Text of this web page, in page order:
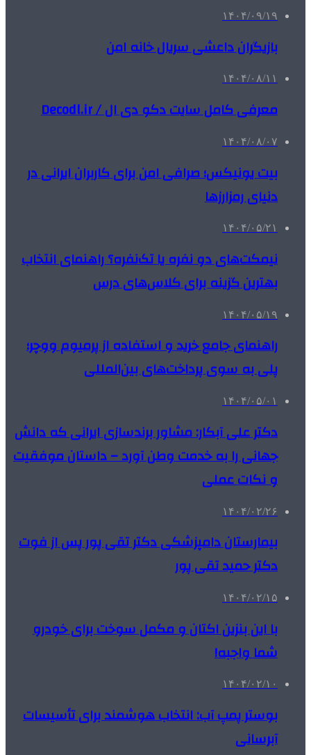
۱۴۰۴/۰۹/۱۹
بازیگران داعشی سریال خانه امن
۱۴۰۴/۰۸/۱۱
معرفی کامل سایت دکو دی ال / Decodl.ir
۱۴۰۴/۰۸/۰۷
بیت یونیکس؛ صرافی امن برای کاربران ایرانی در
دنیای رمزارزها
۱۴۰۴/۰۵/۲۱
نیمکت‌های دو نفره یا تک‌نفره؟ راهنمای انتخاب
بهترین گزینه برای کلاس‌های درس
۱۴۰۴/۰۵/۱۹
راهنمای جامع خرید و استفاده از پرمیوم ووچر؛
پلی به سوی پرداخت‌های بین‌المللی
۱۴۰۴/۰۵/۰۱
دکتر علی آبکار: مشاور برندسازی ایرانی که دانش
جهانی را به خدمت وطن آورد – داستان موفقیت
و نکات عملی
۱۴۰۴/۰۲/۲۶
بیمارستان دامپزشکی دکتر تقی پور پس از فوت
دکتر حمید تقی پور
۱۴۰۴/۰۲/۱۵
با این بنزین اکتان و مکمل سوخت برای خودرو
شما واجبه!
۱۴۰۴/۰۲/۱۰
بوستر پمپ آب: انتخاب هوشمند برای تأسیسات
آبرسانی